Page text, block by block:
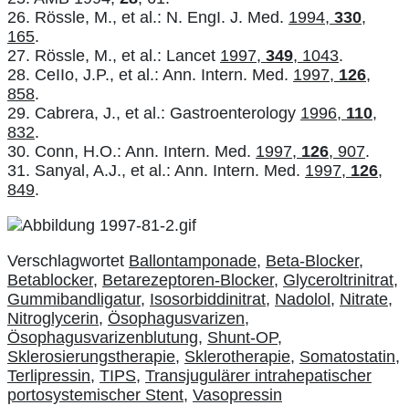
26. Rössle, M., et al.: N. EngI. J. Med. 1994, 330,
165.
27. Rössle, M., et al.: Lancet 1997, 349, 1043.
28. CeIIo, J.P., et al.: Ann. Intern. Med. 1997, 126,
858.
29. Cabrera, J., et al.: Gastroenterology 1996, 110,
832.
30. Conn, H.O.: Ann. Intern. Med. 1997, 126, 907.
31. Sanyal, A.J., et al.: Ann. Intern. Med. 1997, 126,
849.
Verschlagwortet Ballontamponade, Beta-Blocker,
Betablocker, Betarezeptoren-Blocker, Glyceroltrinitrat,
Gummibandligatur, Isosorbiddinitrat, Nadolol, Nitrate,
Nitroglycerin, Ösophagusvarizen,
Ösophagusvarizenblutung, Shunt-OP,
Sklerosierungstherapie, Sklerotherapie, Somatostatin,
Terlipressin, TIPS, Transjugulärer intrahepatischer
portosystemischer Stent, Vasopressin